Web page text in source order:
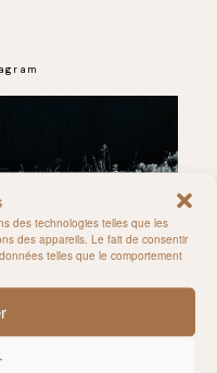
des technologies telles que les
des appareils. Le fait de consentir
telles que le comportement